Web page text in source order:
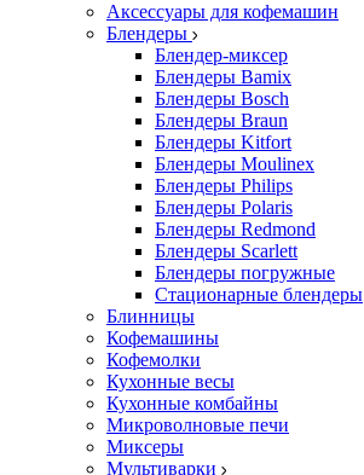
Аксессуары для кофемашин
Блендеры
Блендер-миксер
Блендеры Bamix
Блендеры Bosch
Блендеры Braun
Блендеры Kitfort
Блендеры Moulinex
Блендеры Philips
Блендеры Polaris
Блендеры Redmond
Блендеры Scarlett
Блендеры погружные
Стационарные блендеры
Блинницы
Кофемашины
Кофемолки
Кухонные весы
Кухонные комбайны
Микроволновые печи
Миксеры
Мультиварки